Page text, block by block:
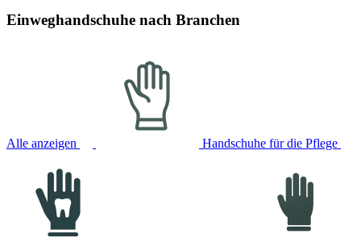
Einweghandschuhe nach Branchen
Alle anzeigen Handschuhe für die Pflege